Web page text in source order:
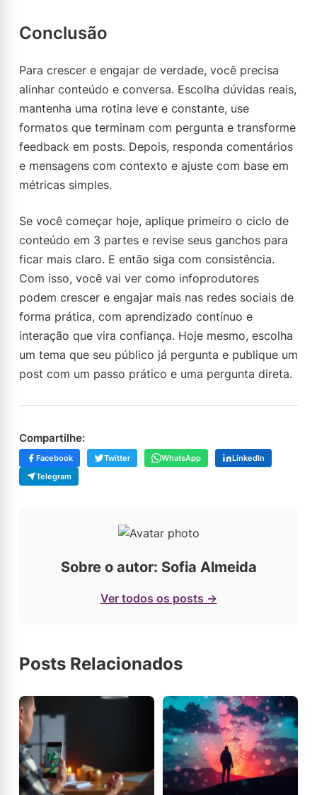
Conclusão
Para crescer e engajar de verdade, você precisa
alinhar conteúdo e conversa. Escolha dúvidas reais,
mantenha uma rotina leve e constante, use
formatos que terminam com pergunta e transforme
feedback em posts. Depois, responda comentários
e mensagens com contexto e ajuste com base em
métricas simples.
Se você começar hoje, aplique primeiro o ciclo de
conteúdo em 3 partes e revise seus ganchos para
ficar mais claro. E então siga com consistência.
Com isso, você vai ver como infoprodutores
podem crescer e engajar mais nas redes sociais de
forma prática, com aprendizado contínuo e
interação que vira confiança. Hoje mesmo, escolha
um tema que seu público já pergunta e publique um
post com um passo prático e uma pergunta direta.
Compartilhe:
Facebook Twitter WhatsApp
LinkedIn
Telegram
Sobre o autor: Sofia Almeida
Ver todos os posts →
Posts Relacionados